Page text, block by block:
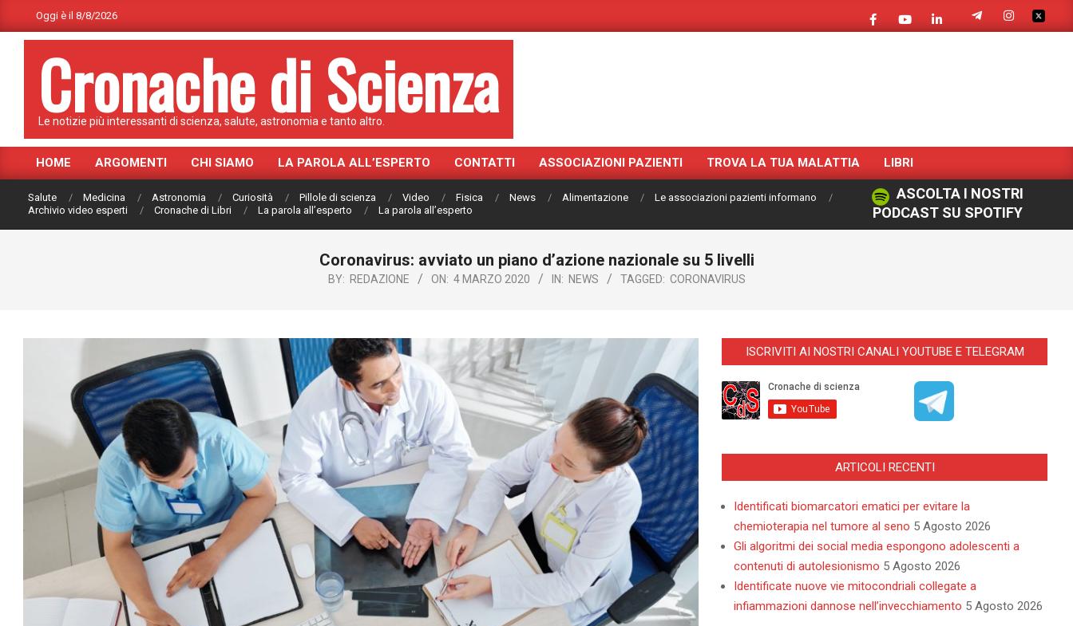
to
Oggi è il 8/8/2026
Cronache di Scienza
Le notizie più interessanti di scienza, salute, astronomia e tanto altro.
Primary
Navigation
Menu
HOME ARGOMENTI CHI SIAMO LA PAROLA ALL’ESPERTO CONTATTI ASSOCIAZIONI PAZIENTI TROVA LA TUA MALATTIA LIBRI
Salute Medicina Astronomia Curiosità Pillole di scienza Video Fisica News Alimentazione
Le associazioni pazienti informano
Archivio video esperti
Cronache di Libri La parola all’esperto La parola all’esperto
ASCOLTA I NOSTRI
PODCAST SU SPOTIFY
Coronavirus: avviato un piano d’azione nazionale su 5 livelli
BY: REDAZIONE ON: 4 MARZO 2020 IN: NEWS TAGGED: CORONAVIRUS
ISCRIVITI AI NOSTRI CANALI YOUTUBE E TELEGRAM
ARTICOLI RECENTI
Identificati biomarcatori ematici per evitare la
chemioterapia nel tumore al seno 5 Agosto 2026
Gli algoritmi dei social media espongono adolescenti a
contenuti di autolesionismo 5 Agosto 2026
Identificate nuove vie mitocondriali collegate a
infiammazioni dannose nell’invecchiamento 5 Agosto 2026